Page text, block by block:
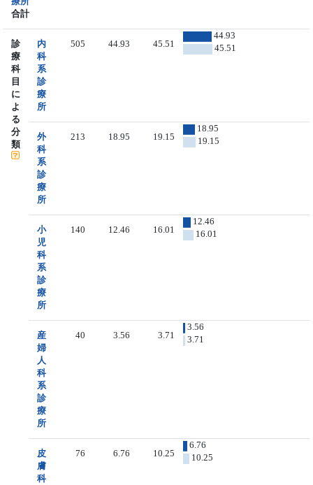
合計
診
療
科
目
に
よ
る
分
類
内
科
系
診
療
所
505 44.93 45.51
44.93
45.51
外
科
系
診
療
所
213 18.95 19.15
18.95
19.15
小
児
科
系
診
療
所
140 12.46 16.01
12.46
16.01
産
婦
人
科
系
診
療
所
40 3.56 3.71
3.56
3.71
皮
膚
科
76 6.76 10.25
6.76
10.25